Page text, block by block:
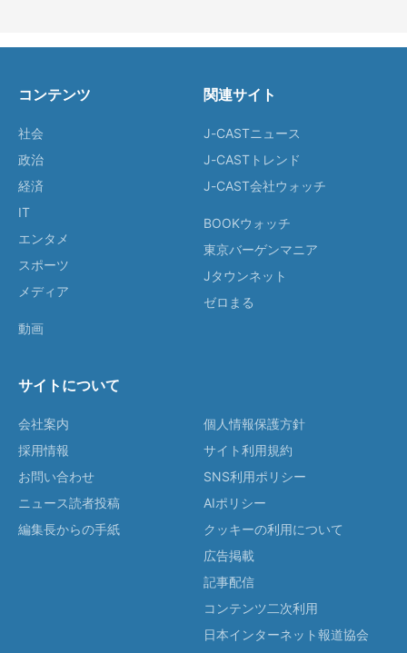
コンテンツ
社会
政治
経済
IT
エンタメ
スポーツ
メディア
動画
関連サイト
J-CASTニュース
J-CASTトレンド
J-CAST会社ウォッチ
BOOKウォッチ
東京バーゲンマニア
Jタウンネット
ゼロまる
サイトについて
会社案内
採用情報
お問い合わせ
ニュース読者投稿
編集長からの手紙
個人情報保護方針
サイト利用規約
SNS利用ポリシー
AIポリシー
クッキーの利用について
広告掲載
記事配信
コンテンツ二次利用
日本インターネット報道協会